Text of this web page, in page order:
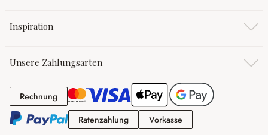
Inspiration
Unsere Zahlungsarten
RechnungRechnung
RatenzahlungRatenzahlung
Vorkasse